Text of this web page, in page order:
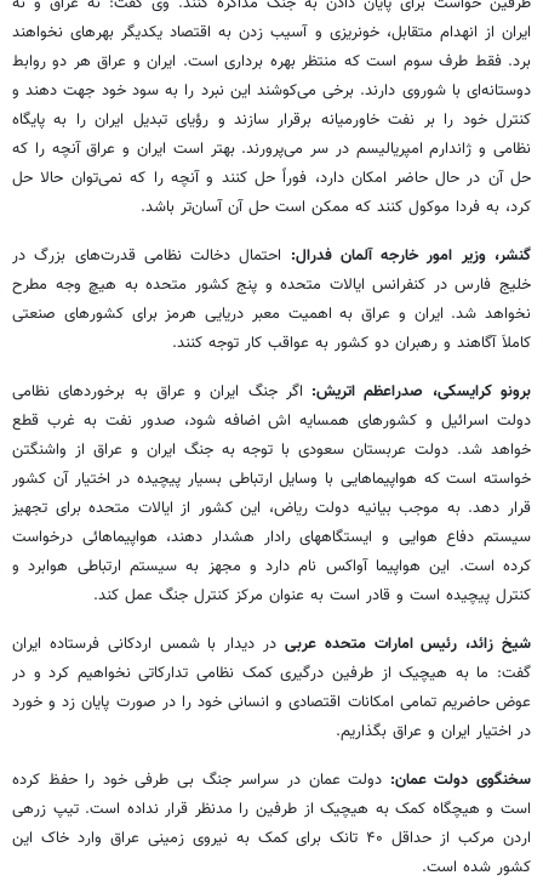
ایران از انهدام متقابل، خونریزی و آسیب زدن به اقتصاد یکدیگر بهرهای نخواهند
برد. فقط طرف سوم است که منتظر بهره برداری است. ایران و عراق هر دو روابط
دوستانه‌ای با شوروی دارند. برخی می‌کوشند این نبرد را به سود خود جهت دهند و
کنترل خود را بر نفت خاورمیانه برقرار سازند و رؤیای تبدیل ایران را به پایگاه
نظامی و ژاندارم امپریالیسم در سر می‌پرورند. بهتر است ایران و عراق آنچه را که
حل آن در حال حاضر امکان دارد، فوراً حل کنند و آنچه را که نمی‌توان حالا حل
کرد، به فردا موکول کنند که ممکن است حل آن آسان‌تر باشد.
گنشر، وزیر امور خارجه آلمان فدرال: احتمال دخالت نظامی قدرت‌های بزرگ در
خلیج فارس در کنفرانس ایالات متحده و پنج کشور متحده به هیچ وجه مطرح
نخواهد شد. ایران و عراق به اهمیت معبر دریایی هرمز برای کشورهای صنعتی
کاملاَ آگاهند و رهبران دو کشور به عواقب کار توجه کنند.
برونو کرایسکی، صدراعظم اتریش: اگر جنگ ایران و عراق به برخوردهای نظامی
دولت اسرائیل و کشورهای همسایه اش اضافه شود، صدور نفت به غرب قطع
خواهد شد. دولت عربستان سعودی با توجه به جنگ ایران و عراق از واشنگتن
خواسته است که هواپیماهایی با وسایل ارتباطی بسیار پیچیده در اختیار آن کشور
قرار دهد. به موجب بیانیه دولت ریاض، این کشور از ایالات متحده برای تجهیز
سیستم دفاع هوایی و ایستگاههای رادار هشدار دهند، هواپیماهائی درخواست
کرده است. این هواپیما آواکس نام دارد و مجهز به سیستم ارتباطی هوابرد و
کنترل پیچیده است و قادر است به عنوان مرکز کنترل جنگ عمل کند.
شیخ زائد، رئیس امارات متحده عربی در دیدار با شمس اردکانی فرستاده ایران
گفت: ما به هیچیک از طرفین درگیری کمک نظامی تدارکاتی نخواهیم کرد و در
عوض حاضریم تمامی امکانات اقتصادی و انسانی خود را در صورت پایان زد و خورد
در اختیار ایران و عراق بگذاریم.
سخنگوی دولت عمان: دولت عمان در سراسر جنگ بی طرفی خود را حفظ کرده
است و هیچگاه کمک به هیچیک از طرفین را مدنظر قرار نداده است. تیپ زرهی
اردن مرکب از حداقل ۴۰ تانک برای کمک به نیروی زمینی عراق وارد خاک این
کشور شده است.